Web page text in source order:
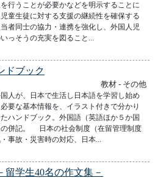
行うことが必要かなどを明示することに
童生徒に対する支援の継続性を確保する
者同士の協力・連携を強化し、外国人児
っそうの充実を図ること...
ドブック
教材 - その他
人が、日本で生活し日本語を学習し始め
要な基本情報を、イラスト付きで分かり
ハンドブック。外国語（英語ほか５か国
の併記。 日本の社会制度（在留管理制度
事故・災害時の対応、日本...
学生40名の作文集－